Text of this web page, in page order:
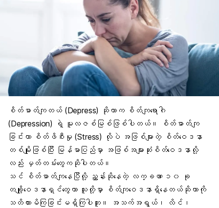
စိတ်ဓာတ်ကျတယ်(Depress) ဆိုတာက စိတ်ကျရောဂါ
(Depression) ရဲ့ မူလဇစ်မြစ်ဖြစ်ပါတယ်။ စိတ်ဓာတ်ကျ
ခြင်းဟာ စိတ်ဖိစီးမှု (Stress) လိုပဲ အဖြစ်များတဲ့ စိတ်ဝေဒနာ
တစ်မျိုးဖြစ်ပြီး မြန်မာပြည်မှာ အဖြစ်အများဆုံးစိတ်ဝေဒနာလို့
လည်း မှတ်တမ်းတွေကဆိုပါတယ်။
သင် စိတ်ဓာတ်ကျနေပြီလို့ ညွှန်းဆိုနေတဲ့ လက္ခဏာ ၁၀ ခု
တချို့ဝေဒနာရှင်တွေဟာ သူတို့မှာ စိတ်ကျဝေဒနာရှိနေတယ်ဆိုတာကို
သတိထားမိကြခြင်းမရှိကြပါဘူး။
အသက်အရွယ်၊ လိင်၊